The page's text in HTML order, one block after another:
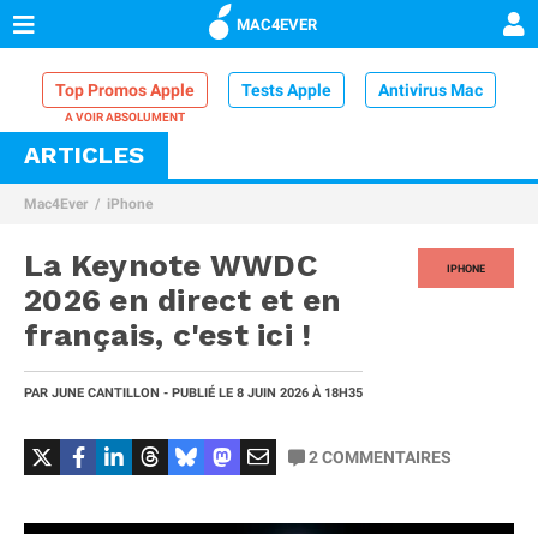
MAC4EVER
Top Promos Apple Tests Apple Antivirus Mac
VPN Mac
Comparatif iPhone
ARTICLES
Mac4Ever iPhone
IPHONE
La Keynote WWDC
2026 en direct et en
français, c'est ici !
PAR JUNE CANTILLON - PUBLIÉ LE 8 JUIN 2026 À 18H35
2COMMENTAIRES